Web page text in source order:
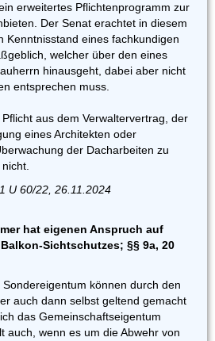
erweitertes Pflichtenprogramm zur
Der Senat erachtet in diesem
Kenntnisstand eines fachkundigen
welcher über den eines
hinausgeht, dabei aber nicht
entsprechen muss.
aus dem Verwaltervertrag, der
eines Architekten oder
der Dacharbeiten zu
U 60/22, 26.11.2024
hat eigenen Anspruch auf
Sichtschutzes; §§ 9a, 20
können durch den
auch dann selbst geltend gemacht
das Gemeinschaftseigentum
auch, wenn es um die Abwehr von